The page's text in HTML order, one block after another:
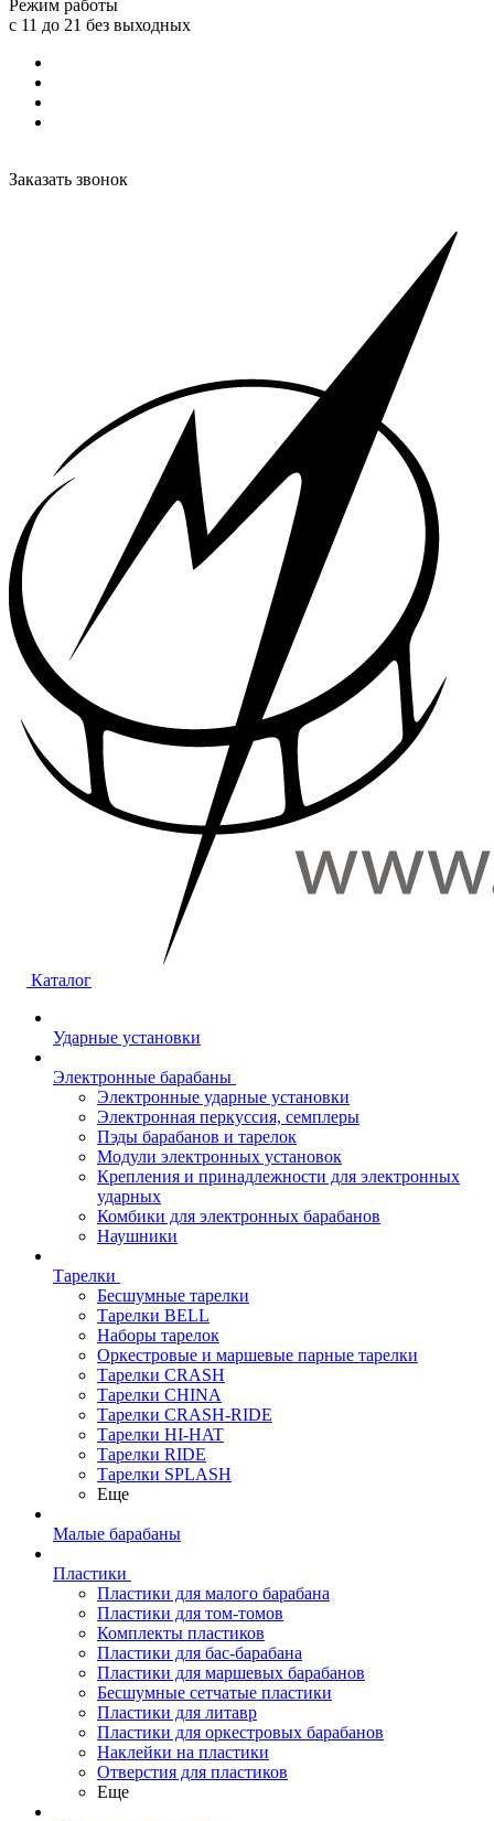
Режим работы
с 11 до 21 без выходных
Заказать звонок
Каталог
Ударные установки
Электронные барабаны
Электронные ударные установки
Электронная перкуссия, семплеры
Пэды барабанов и тарелок
Модули электронных установок
Крепления и принадлежности для электронных
ударных
Комбики для электронных барабанов
Наушники
Тарелки
Бесшумные тарелки
Тарелки BELL
Наборы тарелок
Оркестровые и маршевые парные тарелки
Тарелки CRASH
Тарелки CHINA
Тарелки CRASH-RIDE
Тарелки HI-HAT
Тарелки RIDE
Тарелки SPLASH
Еще
Малые барабаны
Пластики
Пластики для малого барабана
Пластики для том-томов
Комплекты пластиков
Пластики для бас-барабана
Пластики для маршевых барабанов
Бесшумные сетчатые пластики
Пластики для литавр
Пластики для оркестровых барабанов
Наклейки на пластики
Отверстия для пластиков
Еще